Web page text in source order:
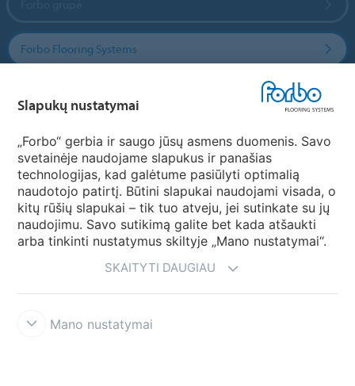
Forbo Flooring Systems
Pasirinkti šalį
Pasirinkite savo šalį
Slapukų nustatymai
„Forbo“ gerbia ir saugo jūsų asmens duomenis. Savo
svetainėje naudojame slapukus ir panašias
technologijas, kad galėtume pasiūlyti optimalią
naudotojo patirtį. Būtini slapukai naudojami visada, o
kitų rūšių slapukai – tik tuo atveju, jei sutinkate su jų
naudojimu. Savo sutikimą galite bet kada atšaukti
arba tinkinti nustatymus skiltyje „Mano nustatymai“.
SKAITYTI DAUGIAU
Mano nustatymai